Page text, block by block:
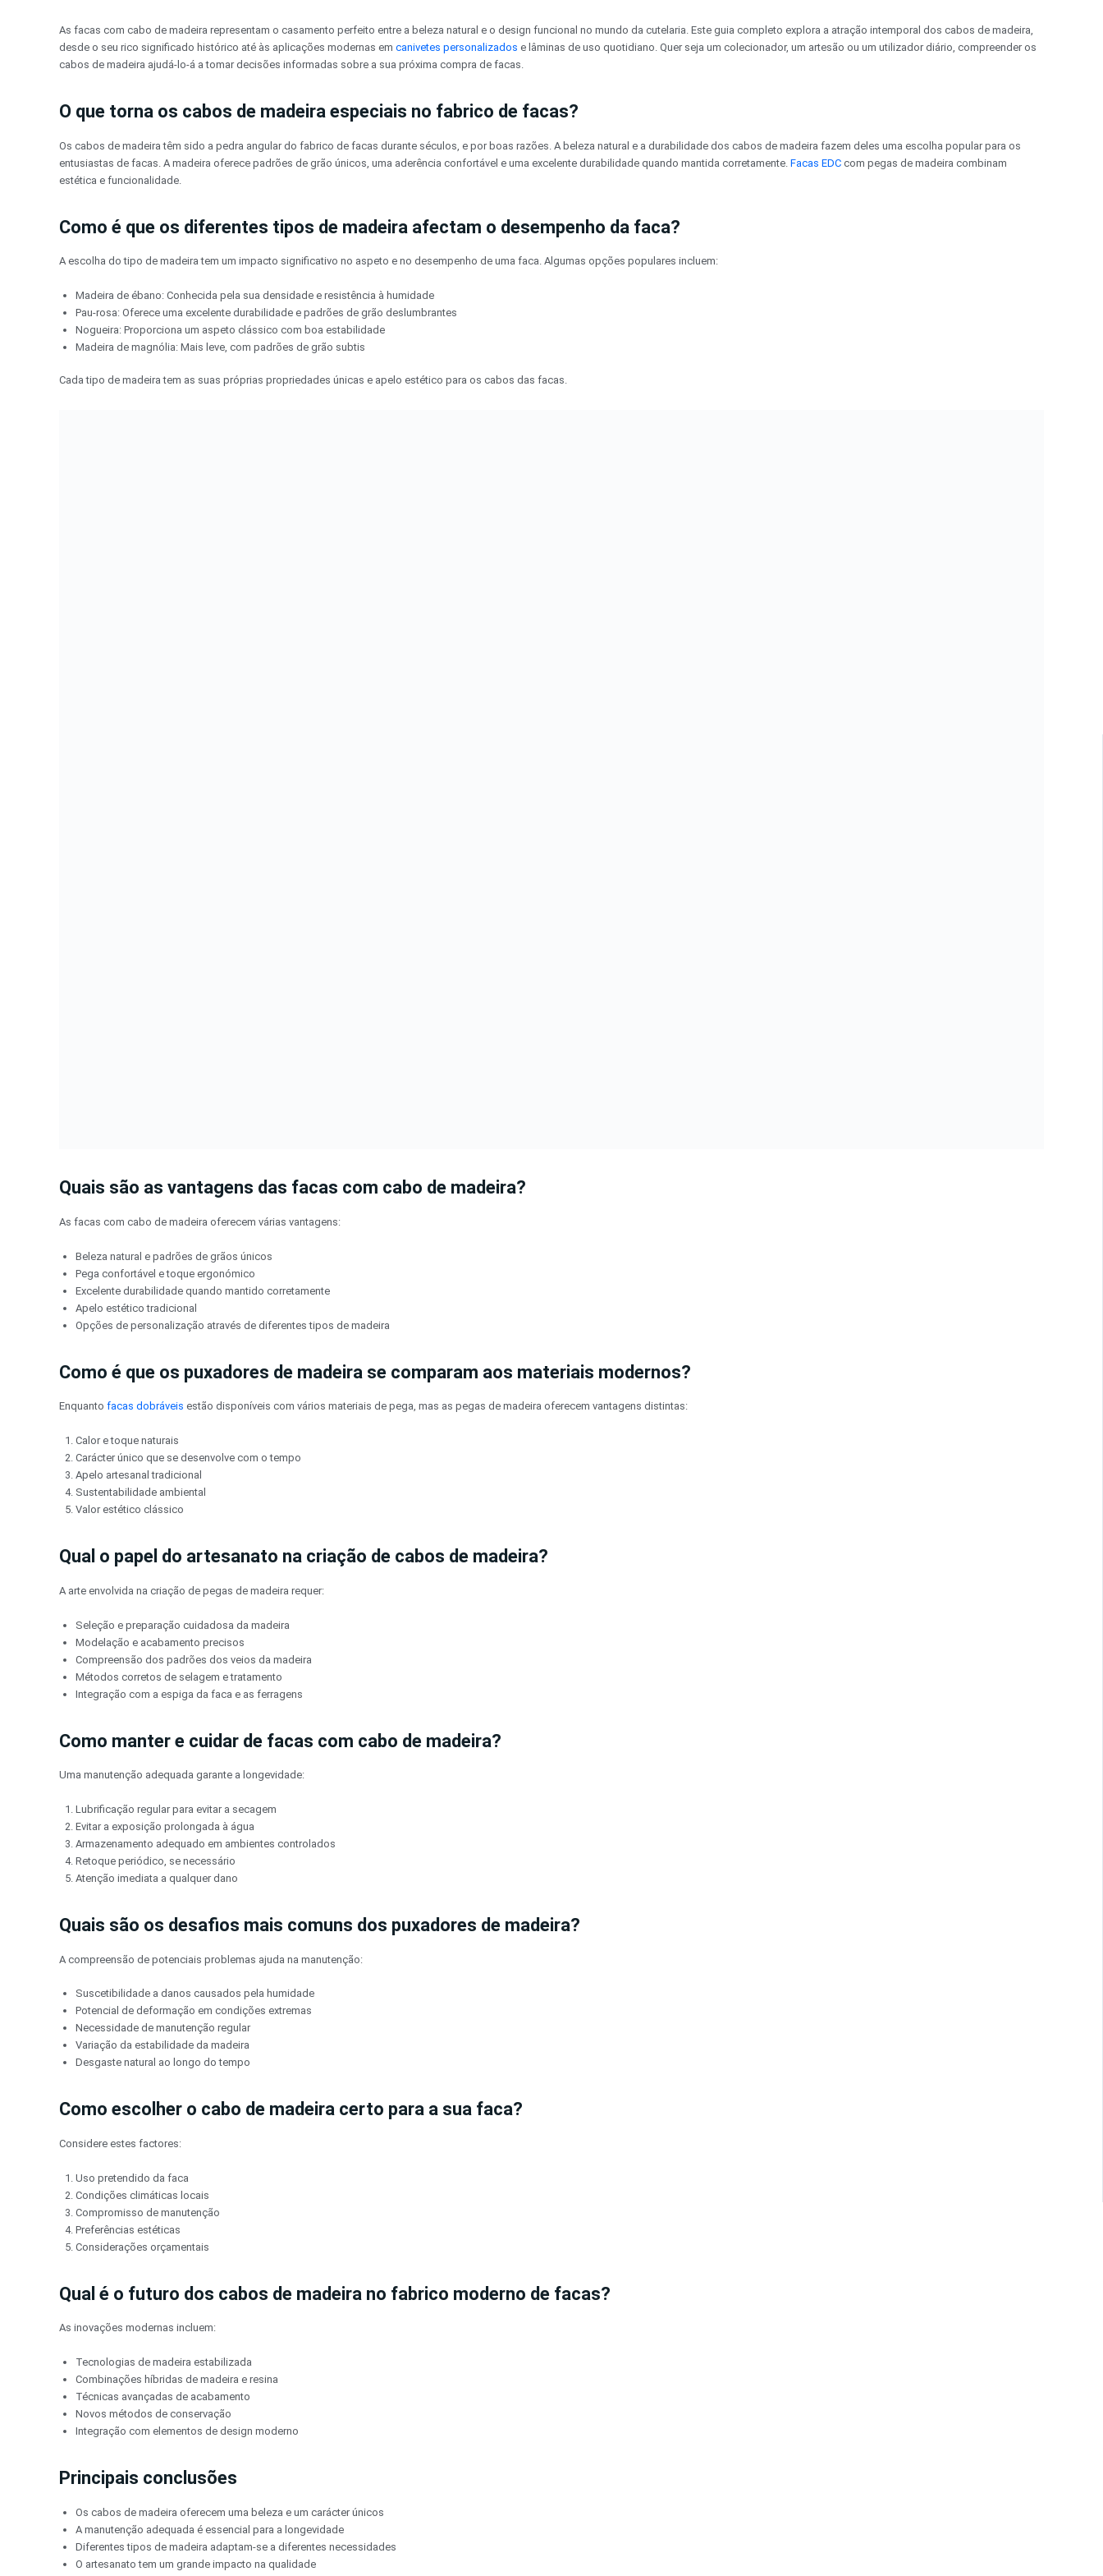
As facas com cabo de madeira representam o casamento perfeito entre a beleza natural e o design funcional no mundo da cutelaria. Este guia completo explora a atração intemporal dos cabos de madeira,
desde o seu rico significado histórico até às aplicações modernas em canivetes personalizados e lâminas de uso quotidiano. Quer seja um colecionador, um artesão ou um utilizador diário, compreender os
cabos de madeira ajudá-lo-á a tomar decisões informadas sobre a sua próxima compra de facas.
O que torna os cabos de madeira especiais no fabrico de facas?
Os cabos de madeira têm sido a pedra angular do fabrico de facas durante séculos, e por boas razões. A beleza natural e a durabilidade dos cabos de madeira fazem deles uma escolha popular para os
entusiastas de facas. A madeira oferece padrões de grão únicos, uma aderência confortável e uma excelente durabilidade quando mantida corretamente. Facas EDC com pegas de madeira combinam
estética e funcionalidade.
Como é que os diferentes tipos de madeira afectam o desempenho da faca?
A escolha do tipo de madeira tem um impacto significativo no aspeto e no desempenho de uma faca. Algumas opções populares incluem:
Madeira de ébano: Conhecida pela sua densidade e resistência à humidade
Pau-rosa: Oferece uma excelente durabilidade e padrões de grão deslumbrantes
Nogueira: Proporciona um aspeto clássico com boa estabilidade
Madeira de magnólia: Mais leve, com padrões de grão subtis
Cada tipo de madeira tem as suas próprias propriedades únicas e apelo estético para os cabos das facas.
Quais são as vantagens das facas com cabo de madeira?
As facas com cabo de madeira oferecem várias vantagens:
Beleza natural e padrões de grãos únicos
Pega confortável e toque ergonómico
Excelente durabilidade quando mantido corretamente
Apelo estético tradicional
Opções de personalização através de diferentes tipos de madeira
Como é que os puxadores de madeira se comparam aos materiais modernos?
Enquanto facas dobráveis estão disponíveis com vários materiais de pega, mas as pegas de madeira oferecem vantagens distintas:
Calor e toque naturais
Carácter único que se desenvolve com o tempo
Apelo artesanal tradicional
Sustentabilidade ambiental
Valor estético clássico
Qual o papel do artesanato na criação de cabos de madeira?
A arte envolvida na criação de pegas de madeira requer:
Seleção e preparação cuidadosa da madeira
Modelação e acabamento precisos
Compreensão dos padrões dos veios da madeira
Métodos corretos de selagem e tratamento
Integração com a espiga da faca e as ferragens
Como manter e cuidar de facas com cabo de madeira?
Uma manutenção adequada garante a longevidade:
Lubrificação regular para evitar a secagem
Evitar a exposição prolongada à água
Armazenamento adequado em ambientes controlados
Retoque periódico, se necessário
Atenção imediata a qualquer dano
Quais são os desafios mais comuns dos puxadores de madeira?
A compreensão de potenciais problemas ajuda na manutenção:
Suscetibilidade a danos causados pela humidade
Potencial de deformação em condições extremas
Necessidade de manutenção regular
Variação da estabilidade da madeira
Desgaste natural ao longo do tempo
Como escolher o cabo de madeira certo para a sua faca?
Considere estes factores:
Uso pretendido da faca
Condições climáticas locais
Compromisso de manutenção
Preferências estéticas
Considerações orçamentais
Qual é o futuro dos cabos de madeira no fabrico moderno de facas?
As inovações modernas incluem:
Tecnologias de madeira estabilizada
Combinações híbridas de madeira e resina
Técnicas avançadas de acabamento
Novos métodos de conservação
Integração com elementos de design moderno
Principais conclusões
Os cabos de madeira oferecem uma beleza e um carácter únicos
A manutenção adequada é essencial para a longevidade
Diferentes tipos de madeira adaptam-se a diferentes necessidades
O artesanato tem um grande impacto na qualidade